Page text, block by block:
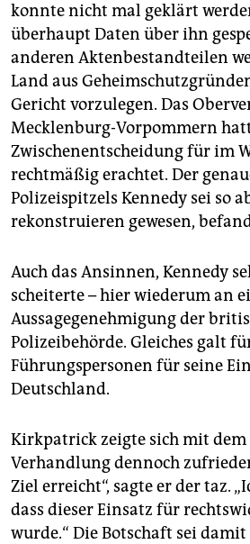
konnte nicht mal geklärt
überhaupt Daten über ihn
anderen Aktenbestandteilen
Land aus
Gericht vorzulegen. Das
Mecklenburg-Vorpommern
Zwischenentscheidung für im
rechtmäßig erachtet. Der
Polizeispitzels Kennedy sei so
rekonstruieren gewesen,
Auch das Ansinnen, Kennedy
scheiterte – hier wiederum an
Aussagegenehmigung der
Polizeibehörde. Gleiches galt
Führungspersonen für seine
Deutschland.
Kirkpatrick zeigte sich mit dem
Verhandlung dennoch
Ziel erreicht“, sagte er der taz.
dass dieser Einsatz für
wurde.“ Die Botschaft sei